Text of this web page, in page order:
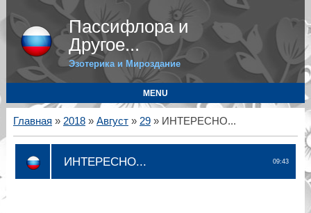
Пассифлора и
Другое...
Эзотерика и Мироздание
MENU
Главная » 2018 » Август » 29» ИНТЕРЕСНО...
09:43
ИНТЕРЕСНО...